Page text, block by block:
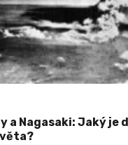
a Nagasaki: Jaký je